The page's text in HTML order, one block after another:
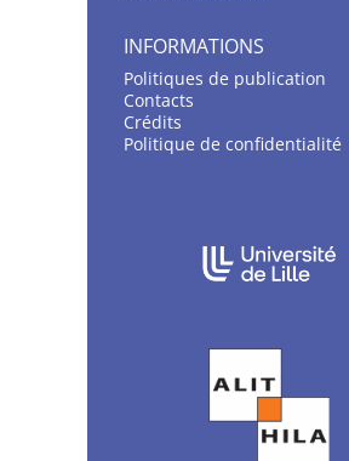
INFORMATIONS
Politiques de publication
Contacts
Crédits
Politique de confidentialité